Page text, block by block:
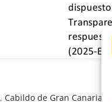
,Cabildo de Gran Canaria